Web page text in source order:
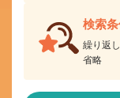
検索
繰り返
省略